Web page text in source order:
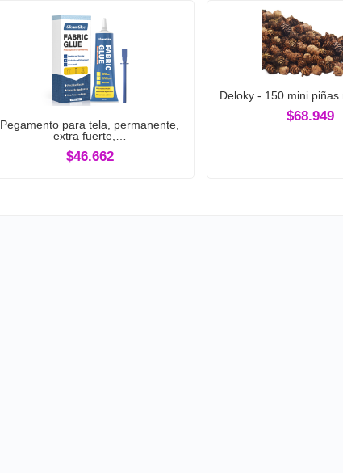
Pegamento para tela, permanente,
extra fuerte,…
$46.662
Deloky - 150 mini piñas
$68.949